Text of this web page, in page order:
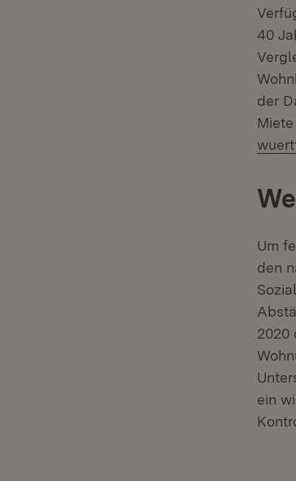
40
der
Um
den
2020
ein